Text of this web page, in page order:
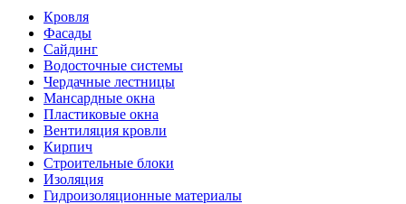
Кровля
Фасады
Сайдинг
Водосточные системы
Чердачные лестницы
Мансардные окна
Пластиковые окна
Вентиляция кровли
Кирпич
Строительные блоки
Изоляция
Гидроизоляционные материалы